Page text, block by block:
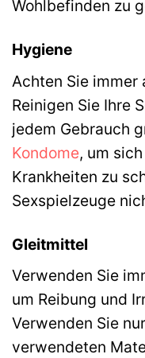
Wohlbefinden zu
Hygiene
Achten Sie immer
Reinigen Sie Ihre
jedem Gebrauch
Kondome, um
Krankheiten zu
Sexspielzeuge
Gleitmittel
Verwenden Sie
um Reibung und
Verwenden Sie
verwendeten